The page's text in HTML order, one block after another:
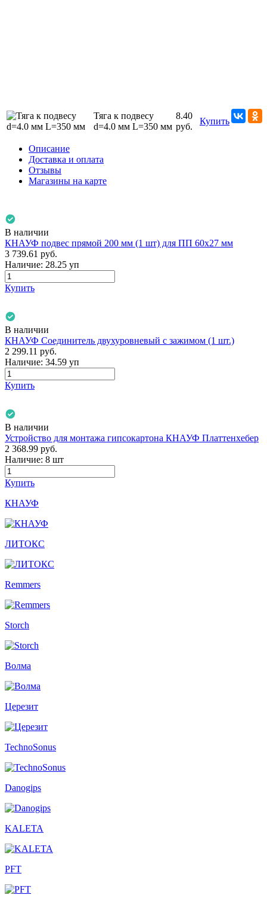
Тяга к подвесу
d=4.0 мм L=350 мм
8.40
руб.
Купить
Описание
Доставка и оплата
Отзывы
Магазины на карте
В наличии
КНАУФ подвес прямой 200 мм (1 шт) для ПП 60х27 мм
3 739.61 руб.
Наличие: 28.25 уп
Купить
В наличии
КНАУФ Соединитель двухуровневый с зажимом (1 шт.)
2 299.11 руб.
Наличие: 34.59 уп
Купить
В наличии
Устройство для монтажа гипсокартона КНАУФ Платтенхебер
2 368.99 руб.
Наличие: 8 шт
Купить
КНАУФ
ЛИТОКС
Remmers
Storch
Волма
Церезит
TechnoSonus
Danogips
KALETA
PFT